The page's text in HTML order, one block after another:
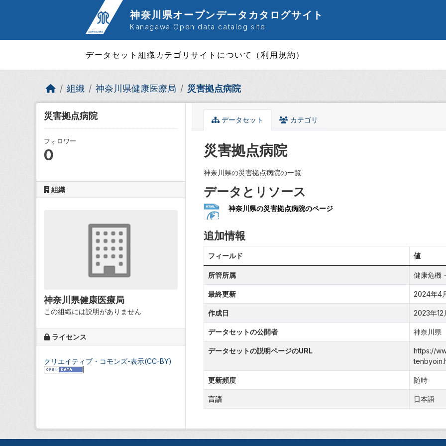
神奈川県オープンデータカタログサイト
Kanagawa Open data catalog site
データセット 組織 カテゴリサイトについて（利用規約）
組織 神奈川県健康医療局 災害拠点病院
災害拠点病院
フォロワー
0
組織
神奈川県健康医療局
この組織には説明がありません
ライセンス
クリエイティブ・コモンズ-表示(CC-BY)
データセット カテゴリ
災害拠点病院
神奈川県の災害拠点病院の一覧
データとリソース
神奈川県の災害拠点病院のページ
追加情報
フィールド 値
所管所属 健康危機
最終更新 2024年4
作成日 2023年
データセットの公開者 神奈川県
データセットの説明ページのURL
https://
更新頻度 随時
言語 日本語